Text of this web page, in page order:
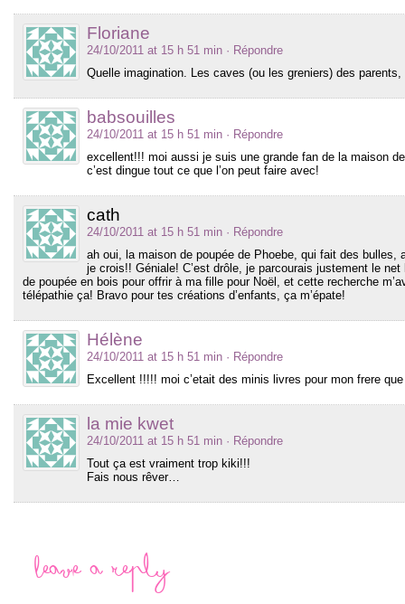
Floriane
24/10/2011 at 15 h 51 min · Répondre
Quelle imagination. Les caves (ou les greniers) des parents,
babsouilles
24/10/2011 at 15 h 51 min · Répondre
excellent!!! moi aussi je suis une grande fan de la maison
c’est dingue tout ce que l’on peut faire avec!
cath
24/10/2011 at 15 h 51 min · Répondre
ah oui, la maison de poupée de Phoebe, qui fait des bulles,
je crois!! Géniale! C’est drôle, je parcourais justement le net
de poupée en bois pour offrir à ma fille pour Noël, et cette recherche
télépathie ça! Bravo pour tes créations d’enfants, ça m’épate!
Hélène
24/10/2011 at 15 h 51 min · Répondre
Excellent !!!!! moi c’etait des minis livres pour mon frere
la mie kwet
24/10/2011 at 15 h 51 min · Répondre
Tout ça est vraiment trop kiki!!!
Fais nous rêver…
Leave a Reply